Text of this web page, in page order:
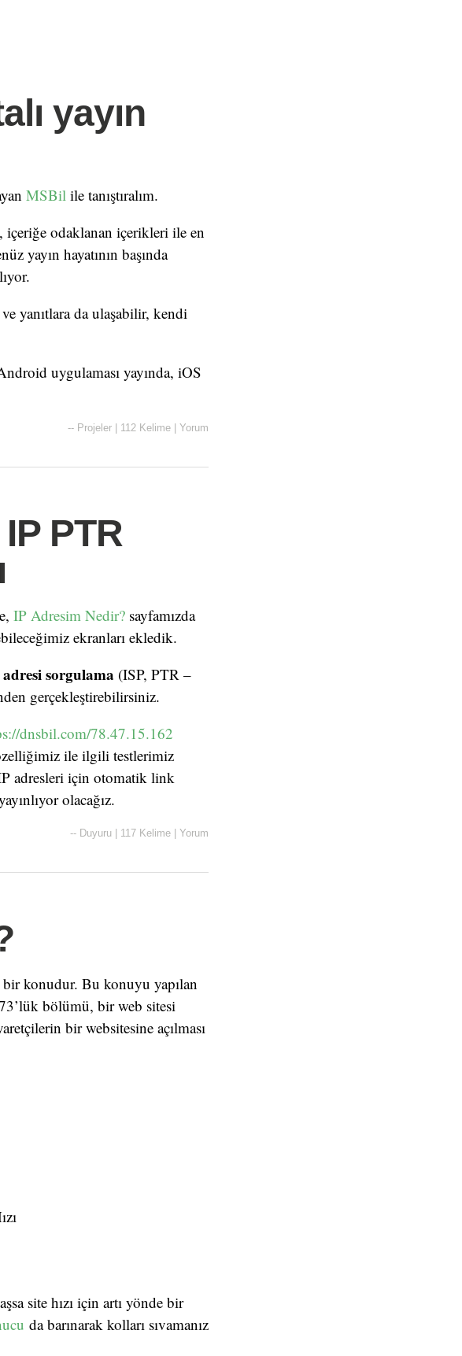
yayın
MSBil ile tanıştıralım.
içeriğe odaklanan içerikleri ile en
yayın hayatının başında
yanıtlara da ulaşabilir, kendi
uygulaması yayında, iOS
-- Projeler 112 Kelime Yorum
PTR
IP Adresim Nedir? sayfamızda
ekranları ekledik.
sorgulama (ISP, PTR –
gerçekleştirebilirsiniz.
dnsbil.com/78.47.15.162
ile ilgili testlerimiz
adresleri için otomatik link
olacağız.
-- Duyuru 117 Kelime Yorum
bir konudur. Bu konuyu yapılan
bölümü, bir web sitesi
bir websitesine açılması
site hızı için artı yönde bir
da barınarak kolları sıvamanız